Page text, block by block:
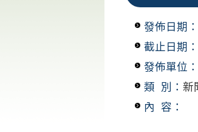
發佈日期：
截止日期：
發佈單位：
類 別： 新
內 容：